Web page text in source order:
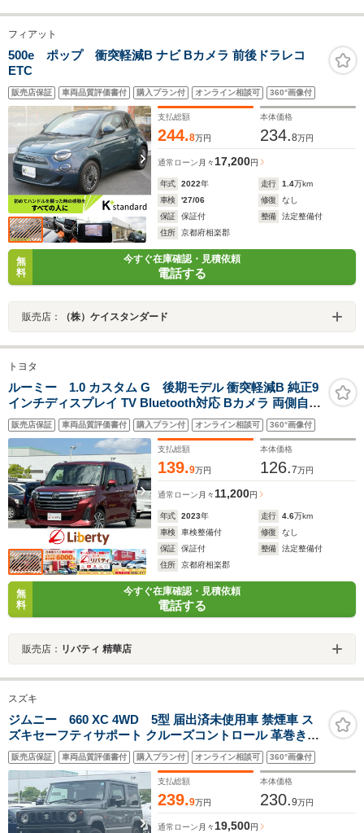
フィアット
500e ポップ 衝突軽減B ナビ Bカメラ 前後ドラレコ
ETC
販売店保証 車両品質評価書付 購入プラン付 オンライン相談可 360°画像付
支払総額
244.8万円
本体価格
234.8万円
通常ローン 月々 17,200円
年式 2022年 走行 1.4万km
車検
'27/06 修復
なし
保証
保証付 整備
法定整備付
住所
京都府相楽郡
無
料
今すぐ在庫確認・見積依頼
電話する
販売店： （株）ケイスタンダード
トヨタ
ルーミー 1.0 カスタム G 後期モデル 衝突軽減B 純正9
インチディスプレイ TV Bluetooth対応 Bカメラ 両側自動
ドア アダプティブクルーズコントロール 電子パーキング
革巻きステアリング LEDヘッドライト スマートキー 純正
アルミホイール
販売店保証 車両品質評価書付 購入プラン付 オンライン相談可 360°画像付
支払総額
139.9万円
本体価格
126.7万円
通常ローン 月々 11,200円
年式 2023年 走行 4.6万km
車検
車検整備付 修復
なし
保証
保証付 整備
法定整備付
住所
京都府相楽郡
無
料
今すぐ在庫確認・見積依頼
電話する
販売店： リバティ 精華店
スズキ
ジムニー 660 XC 4WD 5型 届出済未使用車 禁煙車 ス
ズキセーフティサポート クルーズコントロール 革巻きス
テアリング 前席シートヒーター LEDヘッドライト フォグ
ライト スマートキー プッシュスタート 障害物センサー
純正アルミ
販売店保証 車両品質評価書付 購入プラン付 オンライン相談可 360°画像付
支払総額
239.9万円
本体価格
230.9万円
通常ローン 月々 19,500円